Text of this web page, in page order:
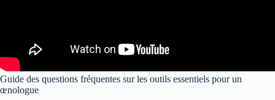
Guide des questions fréquentes sur les outils essentiels pour un
œnologue